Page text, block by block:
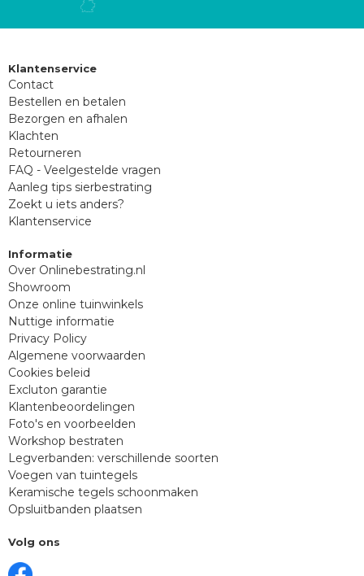
Klantenservice
Contact
Bestellen en betalen
Bezorgen en afhalen
Klachten
Retourneren
FAQ - Veelgestelde vragen
Aanleg tips sierbestrating
Zoekt u iets anders?
Klantenservice
Informatie
Over Onlinebestrating.nl
Showroom
Onze online tuinwinkels
Nuttige informatie
Privacy Policy
Algemene voorwaarden
Cookies beleid
Excluton garantie
Klantenbeoordelingen
Foto's en voorbeelden
Workshop bestraten
Legverbanden: verschillende soorten
Voegen van tuintegels
Keramische tegels schoonmaken
Opsluitbanden plaatsen
Volg ons